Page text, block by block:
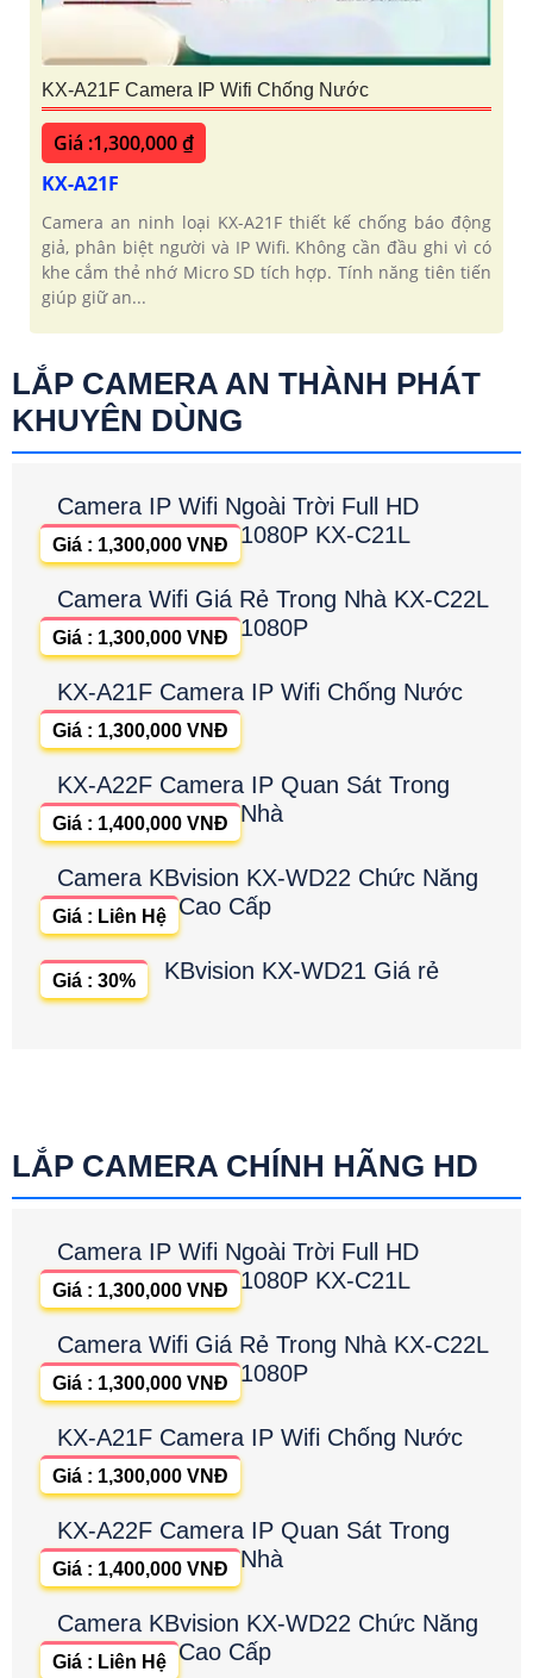
KX-A21F Camera IP Wifi Chống Nước
Giá :1,300,000 ₫
KX-A21F
Camera an ninh loại KX-A21F thiết kế chống báo động
giả, phân biệt người và IP Wifi. Không cần đầu ghi vì có
khe cắm thẻ nhớ Micro SD tích hợp. Tính năng tiên tiến
giúp giữ an...
LẮP CAMERA AN THÀNH PHÁT
KHUYÊN DÙNG
Camera IP Wifi Ngoài Trời Full HD
1080P KX-C21L
Giá : 1,300,000 VNĐ
Camera Wifi Giá Rẻ Trong Nhà KX-C22L
1080P
Giá : 1,300,000 VNĐ
KX-A21F Camera IP Wifi Chống Nước
Giá : 1,300,000 VNĐ
KX-A22F Camera IP Quan Sát Trong
Nhà
Giá : 1,400,000 VNĐ
Camera KBvision KX-WD22 Chức Năng
Cao Cấp
Giá : Liên Hệ
KBvision KX-WD21 Giá rẻ
Giá : 30%
LẮP CAMERA CHÍNH HÃNG HD
Camera IP Wifi Ngoài Trời Full HD
1080P KX-C21L
Giá : 1,300,000 VNĐ
Camera Wifi Giá Rẻ Trong Nhà KX-C22L
1080P
Giá : 1,300,000 VNĐ
KX-A21F Camera IP Wifi Chống Nước
Giá : 1,300,000 VNĐ
KX-A22F Camera IP Quan Sát Trong
Nhà
Giá : 1,400,000 VNĐ
Camera KBvision KX-WD22 Chức Năng
Cao Cấp
Giá : Liên Hệ